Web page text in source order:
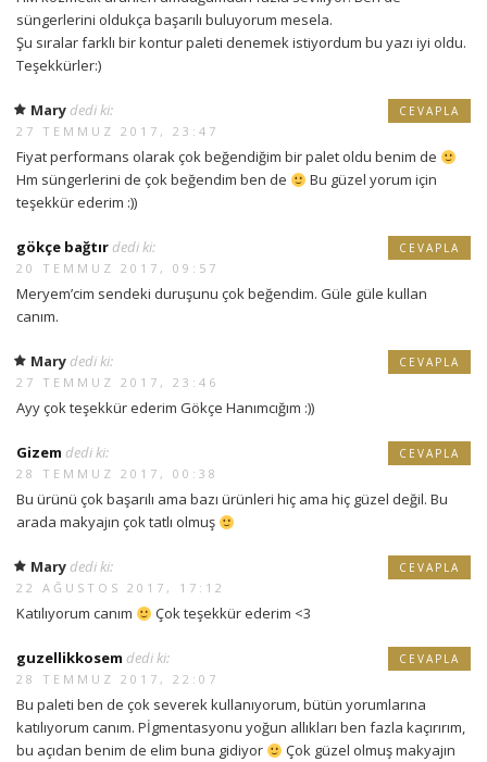
süngerlerini oldukça başarılı buluyorum mesela.
Şu sıralar farklı bir kontur paleti denemek istiyordum bu yazı iyi oldu.
Teşekkürler:)
Mary dedi ki:
27 TEMMUZ 2017, 23:47
Fiyat performans olarak çok beğendiğim bir palet oldu benim de
Hm süngerlerini de çok beğendim ben de
Bu güzel yorum için
teşekkür ederim :))
CEVAPLA
gökçe bağtır dedi ki:
20 TEMMUZ 2017, 09:57
Meryem’cim sendeki duruşunu çok beğendim. Güle güle kullan
canım.
CEVAPLA
Mary dedi ki:
27 TEMMUZ 2017, 23:46
Ayy çok teşekkür ederim Gökçe Hanımcığım :))
CEVAPLA
Gizem dedi ki:
28 TEMMUZ 2017, 00:38
Bu ürünü çok başarılı ama bazı ürünleri hiç ama hiç güzel değil. Bu
arada makyajın çok tatlı olmuş
CEVAPLA
Mary dedi ki:
22 AĞUSTOS 2017, 17:12
Katılıyorum canım Çok teşekkür ederim <3
CEVAPLA
guzellikkosem dedi ki:
28 TEMMUZ 2017, 22:07
Bu paleti ben de çok severek kullanıyorum, bütün yorumlarına
katılıyorum canım. Pİgmentasyonu yoğun allıkları ben fazla kaçırırım,
bu açıdan benim de elim buna gidiyor
Çok güzel olmuş makyajın
CEVAPLA